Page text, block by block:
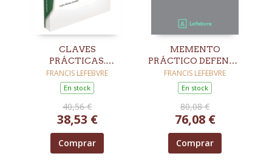
CLAVES
PRÁCTICAS.
VIVIENDA
TURÍSTICA: MARCO
ADMINISTRATIVO
FRANCIS LEFEBVRE
En stock
40,56 €
38,53 €
Comprar
MEMENTO
PRÁCTICO DEFENSA
DEL CONSUMIDOR
2026-2027
FRANCIS LEFEBVRE
En stock
80,08 €
76,08 €
Comprar